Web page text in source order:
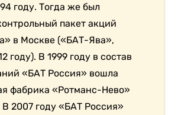
году. Тогда же был
пакет акций
в Москве («БАТ-Ява»,
году). В 1999 году в состав
«БАТ Россия» вошла
фабрика «Ротманс-Нево»
2007 году «БАТ Россия»